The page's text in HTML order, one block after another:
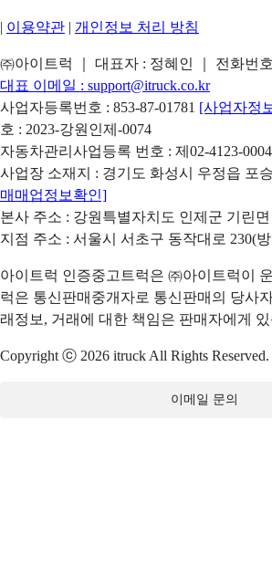
| 이용약관 | 개인정보 처리 방침
㈜아이트럭 ｜ 대표자 : 정혜인 ｜ 전화번
대표 이메일 : support@itruck.co.kr
사업자등록번호 : 853-87-01781 [사업자정
호 : 2023-강원인제-0074
자동차관리사업등록 번호 : 제02-4123-
사업장 소재지 : 경기도 화성시 우정읍 포
매매업정보확인]
본사 주소 : 강원특별자치도 인제군 기린면
지점 주소 : 서울시 서초구 동작대로 230(
아이트럭 인증중고트럭은 ㈜아이트럭이
럭은 통신판매중개자로 통신판매의 당사
래정보, 거래에 대한 책임은 판매자에게
Copyright ⓒ 2026 itruck All Rights Reserved.
이메일 문의